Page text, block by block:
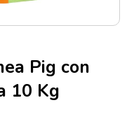
Pig con
10 Kg